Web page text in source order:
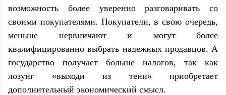
возможность более уверенно разговаривать со
своими покупателями. Покупатели, в свою очередь,
меньше нервничают и могут более
квалифицированно выбрать надежных продавцов. А
государство получает больше налогов, так как
лозунг «выходи из тени» приобретает
дополнительный экономический смысл.